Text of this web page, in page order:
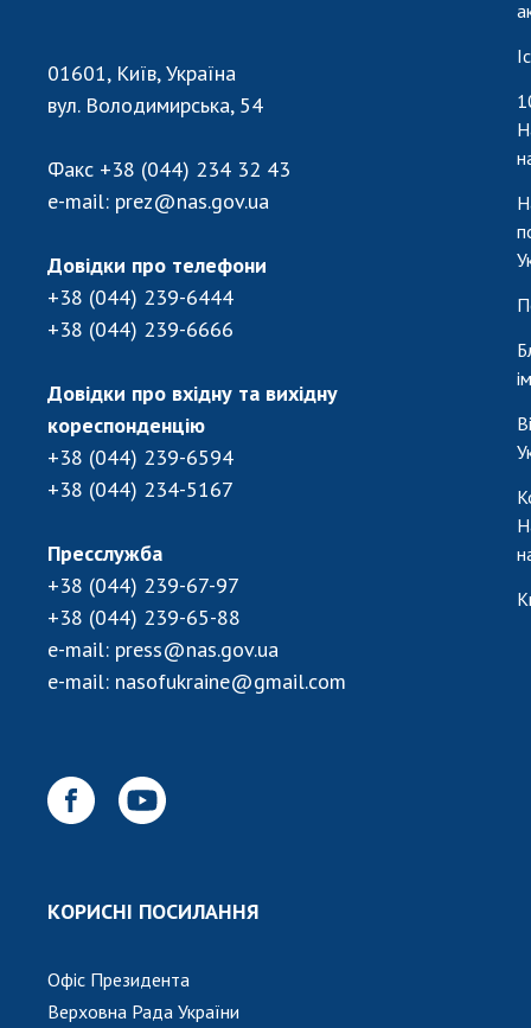
01601, Київ, Україна
вул. Володимирська, 54
Факс +38 (044) 234 32 43
e-mail: prez@nas.gov.ua
Довідки про телефони
+38 (044) 239-6444
+38 (044) 239-6666
Довідки про вхідну та вихідну
кореспонденцію
+38 (044) 239-6594
+38 (044) 234-5167
Пресслужба
+38 (044) 239-67-97
+38 (044) 239-65-88
e-mail: press@nas.gov.ua
e-mail: nasofukraine@gmail.com
КОРИСНІ ПОСИЛАННЯ
Офіс Президента
Верховна Рада України